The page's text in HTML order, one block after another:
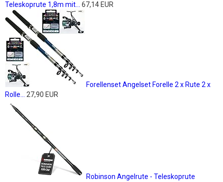
Teleskoprute 1,8m mit...
67,14 EUR
Forellenset Angelset Forelle 2 x Rute 2 x
Rolle...
27,90 EUR
Robinson Angelrute - Teleskoprute